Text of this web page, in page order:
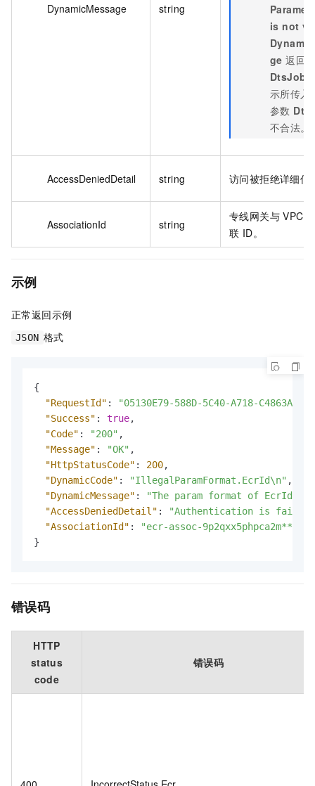
DynamicMessage string
is not
ge 返回
示所传入
参数
不合法。
AccessDeniedDetail string 访问被拒绝详细信
AssociationId string
专线网关与 VPC
联 ID。
示例
正常返回示例
JSON 格式
{
"RequestId" :
"05130E79-588D-5C40-A718-
"Success" : true,
"Code" : "200" ,
"Message" : "OK" ,
"HttpStatusCode" : 200,
"DynamicCode" : "IllegalParamFormat.EcrId\n" ,
"DynamicMessage" :
"The param format of EcrId
"AccessDeniedDetail" :
"Authentication is
"AssociationId" :
"ecr-assoc-9p2qxx5phpca2m****"
}
错误码
HTTP
status
code
错误码